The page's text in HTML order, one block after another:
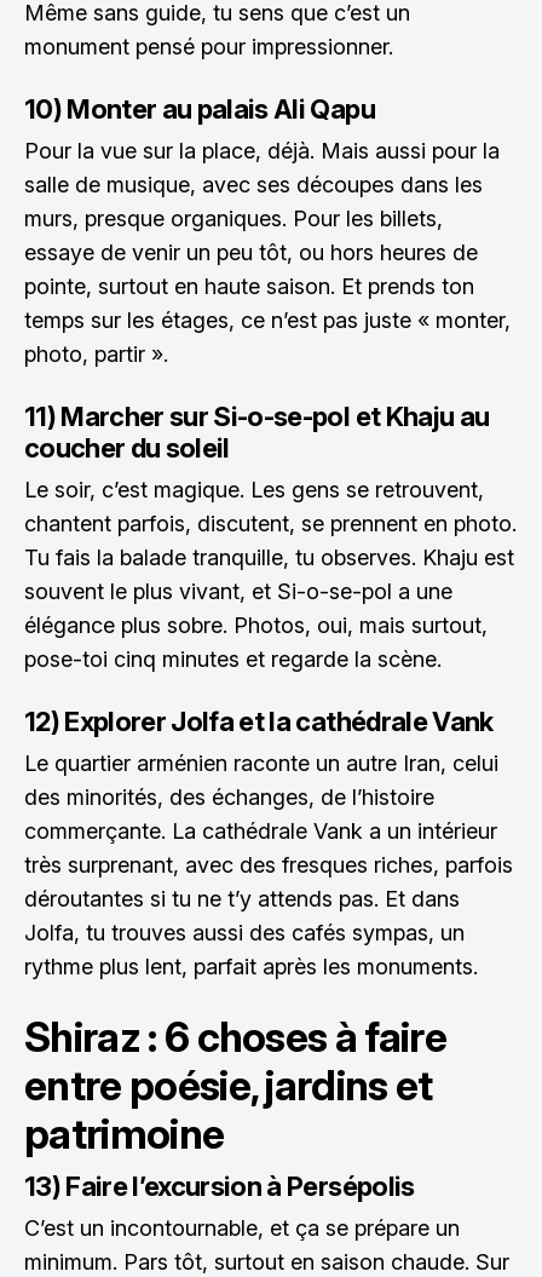
Même sans guide, tu sens que c’est un
monument pensé pour impressionner.
10) Monter au palais Ali Qapu
Pour la vue sur la place, déjà. Mais aussi pour la
salle de musique, avec ses découpes dans les
murs, presque organiques. Pour les billets,
essaye de venir un peu tôt, ou hors heures de
pointe, surtout en haute saison. Et prends ton
temps sur les étages, ce n’est pas juste « monter,
photo, partir ».
11) Marcher sur Si-o-se-pol et Khaju au
coucher du soleil
Le soir, c’est magique. Les gens se retrouvent,
chantent parfois, discutent, se prennent en photo.
Tu fais la balade tranquille, tu observes. Khaju est
souvent le plus vivant, et Si-o-se-pol a une
élégance plus sobre. Photos, oui, mais surtout,
pose-toi cinq minutes et regarde la scène.
12) Explorer Jolfa et la cathédrale Vank
Le quartier arménien raconte un autre Iran, celui
des minorités, des échanges, de l’histoire
commerçante. La cathédrale Vank a un intérieur
très surprenant, avec des fresques riches, parfois
déroutantes si tu ne t’y attends pas. Et dans
Jolfa, tu trouves aussi des cafés sympas, un
rythme plus lent, parfait après les monuments.
Shiraz : 6 choses à faire
entre poésie, jardins et
patrimoine
13) Faire l’excursion à Persépolis
C’est un incontournable, et ça se prépare un
minimum. Pars tôt, surtout en saison chaude. Sur